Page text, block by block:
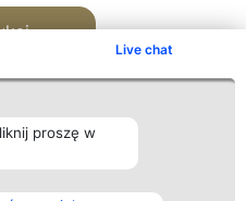
Live chat
proszę w
Kontakt